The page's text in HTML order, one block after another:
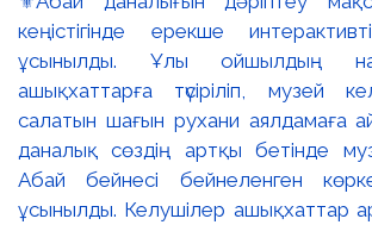
кеңістігінде ерекше
ұсынылды. Ұлы ойшылдың
ашықхаттарға түсіріліп, музей
салатын шағын рухани аялдамаға
даналық сөздің артқы бетінде
Абай бейнесі бейнеленген
ұсынылды. Келушілер ашықхаттар